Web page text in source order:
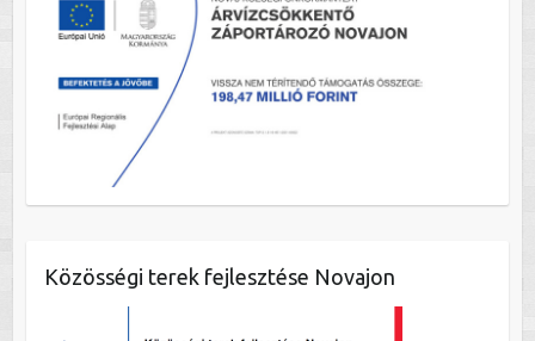
Közösségi terek fejlesztése Novajon